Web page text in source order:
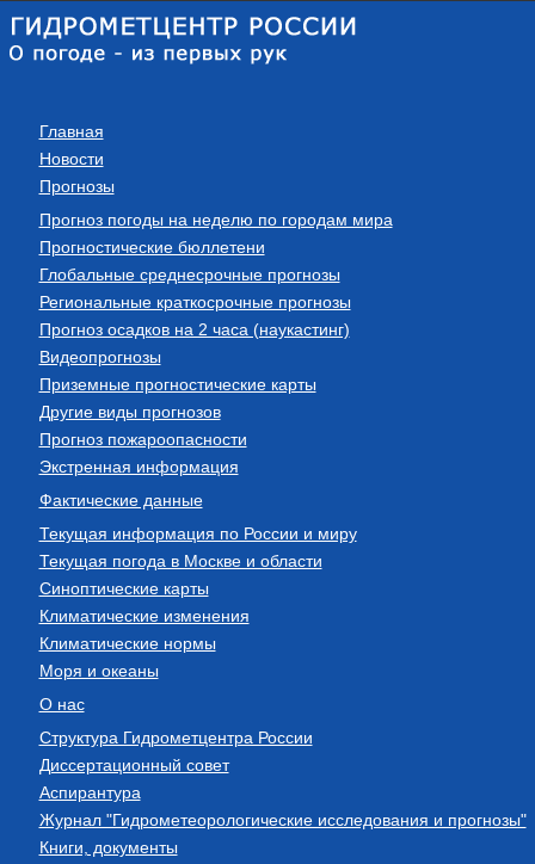
Главная
Новости
Прогнозы
Прогноз погоды на неделю по городам мира
Прогностические бюллетени
Глобальные среднесрочные прогнозы
Региональные краткосрочные прогнозы
Прогноз осадков на 2 часа (наукастинг)
Видеопрогнозы
Приземные прогностические карты
Другие виды прогнозов
Прогноз пожароопасности
Экстренная информация
Фактические данные
Текущая информация по России и миру
Текущая погода в Москве и области
Синоптические карты
Климатические изменения
Климатические нормы
Моря и океаны
О нас
Структура Гидрометцентра России
Диссертационный совет
Аспирантура
Журнал "Гидрометеорологические исследования и прогнозы"
Книги, документы